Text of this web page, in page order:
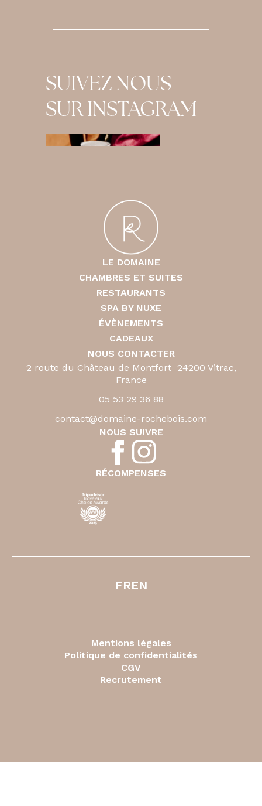
SUIVEZ NOUS
SUR INSTAGRAM
LE DOMAINE
CHAMBRES ET SUITES
RESTAURANTS
SPA BY NUXE
ÉVÈNEMENTS
CADEAUX
NOUS CONTACTER
2 route du Château de Montfort 24200 Vitrac,
France
05 53 29 36 88
contact@domaine-rochebois.com
NOUS SUIVRE
RÉCOMPENSES
Mentions légales
Politique de confidentialités
CGV
Recrutement
FREN